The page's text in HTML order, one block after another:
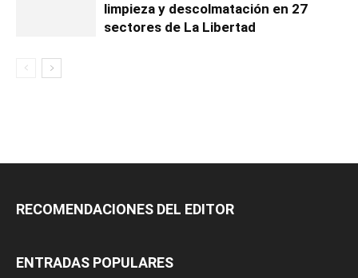
limpieza y descolmatación en 27
sectores de La Libertad
RECOMENDACIONES DEL EDITOR
ENTRADAS POPULARES